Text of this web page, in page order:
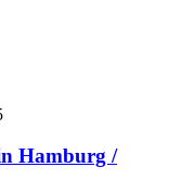
Hamburg /